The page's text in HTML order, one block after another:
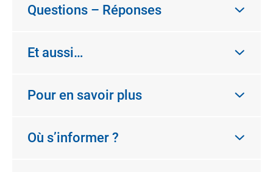
Questions – Réponses
Et aussi…
Pour en savoir plus
Où s’informer ?